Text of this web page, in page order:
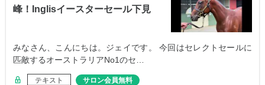
峰！Inglisイースターセール下見
みなさん、こんにちは。ジェイです。 今回はセレクトセールに
匹敵するオーストラリアNo1のセ…
テキスト サロン会員無料